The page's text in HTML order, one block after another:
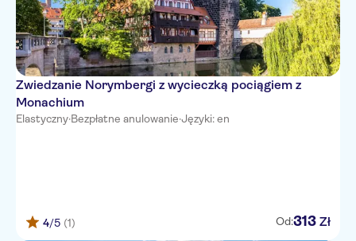
Zwiedzanie Norymbergi z wycieczką pociągiem z
Monachium
Elastyczny·Bezpłatne anulowanie·Języki: en
4/5 (1) Od:313 Zł